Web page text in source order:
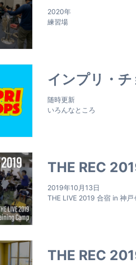
2020年
練習場
インプリ・チ
随時更新
いろんなところ
THE REC
2019年10月13日
THE LIVE 2019 合宿 in 神戸
THE REC